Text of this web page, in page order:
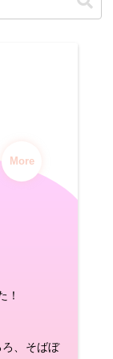
More
！
、そばぼ